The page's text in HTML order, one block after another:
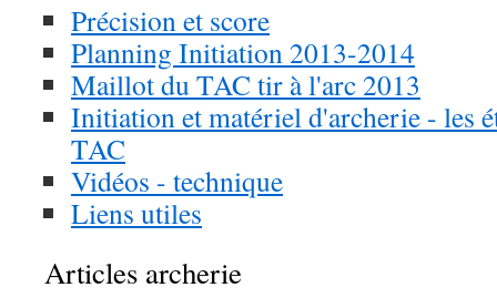
Précision et score
Planning Initiation 2013-2014
Maillot du TAC tir à l'arc 2013
Initiation et matériel d'archerie - les
TAC
Vidéos - technique
Liens utiles
Articles archerie